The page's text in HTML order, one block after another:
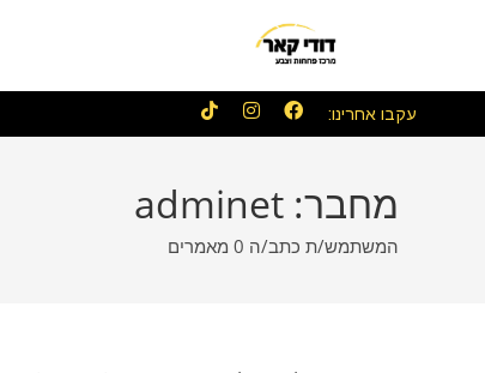
עקבו אחרינו:
מחבר: adminet
המשתמש/ת כתב/ה 0 מאמרים